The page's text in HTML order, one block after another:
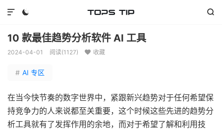
 

10 款最佳趋势分析软件 AI 工具
2024-04-01 阅读(1127)  收藏
# AI 专区
在当今快节奏的数字世界中，紧跟新兴趋势对于任何希望保
持竞争力的人来说都至关重要，这个时候这些先进的趋势分
析工具就有了发挥作用的余地，而对于希望了解和利用技